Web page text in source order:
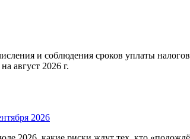
и соблюдения сроков уплаты
август 2026 г.
2026